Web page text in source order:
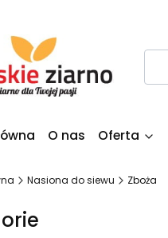
O nas Oferta
Nasiona do siewu Zboża